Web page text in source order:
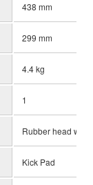
438 mm
299 mm
4.4 kg
1
Rubber head with
Kick Pad